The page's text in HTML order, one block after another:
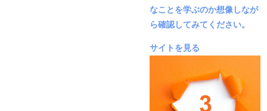
なことを学ぶのか想像しなが
ら確認してみてください。
サイトを見る